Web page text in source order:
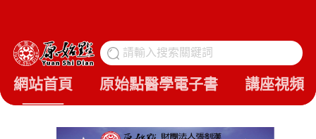
請輸入搜索關鍵詞
網站首頁 原始點醫學電子書 講座視頻